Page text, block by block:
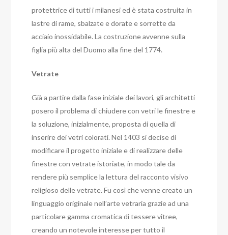
protettrice di tutti i milanesi ed è stata costruita in
lastre di rame, sbalzate e dorate e sorrette da
acciaio inossidabile. La costruzione avvenne sulla
figlia più alta del Duomo alla fine del 1774.
Vetrate
Già a partire dalla fase iniziale dei lavori, gli architetti
posero il problema di chiudere con vetri le finestre e
la soluzione, inizialmente, proposta di quella di
inserire dei vetri colorati. Nel 1403 si decise di
modificare il progetto iniziale e di realizzare delle
finestre con vetrate istoriate, in modo tale da
rendere più semplice la lettura del racconto visivo
religioso delle vetrate. Fu così che venne creato un
linguaggio originale nell’arte vetraria grazie ad una
particolare gamma cromatica di tessere vitree,
creando un notevole interesse per tutto il